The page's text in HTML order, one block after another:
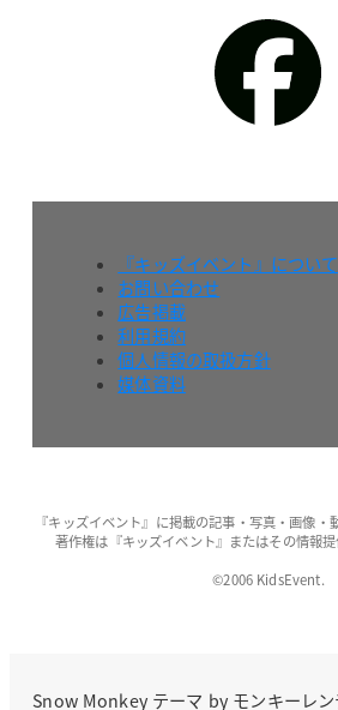
『キッズイベント』について
お問い合わせ
広告掲載
利用規約
個人情報の取扱方針
媒体資料
『キッズイベント』に掲載の記事・写真・画像・
著作権は『キッズイベント』またはその情報提
©2006 KidsEvent.
Snow Monkeyテーマ by モンキーレン